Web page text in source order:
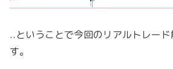
..ということで今回のリアルトレー
す。